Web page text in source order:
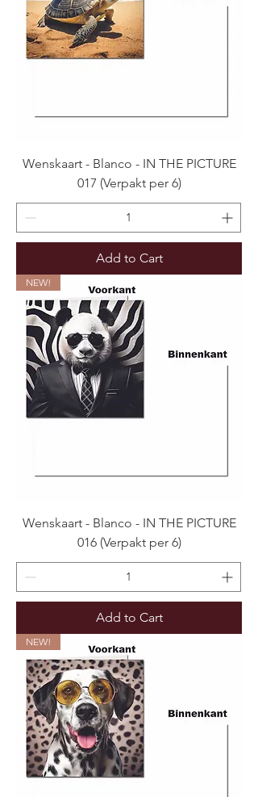
Wenskaart - Blanco - IN THE PICTURE
017 (Verpakt per 6)
Add to Cart
NEW!
Wenskaart - Blanco - IN THE PICTURE
016 (Verpakt per 6)
Add to Cart
NEW!